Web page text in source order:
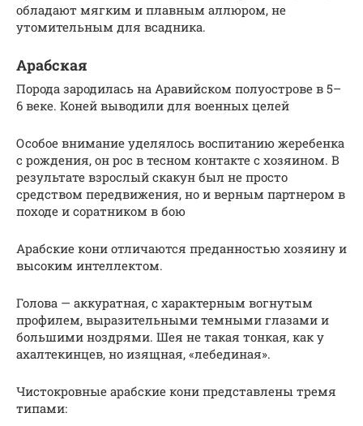
обладают мягким и плавным аллюром, не
утомительным для всадника.
Арабская
Порода зародилась на Аравийском полуострове в 5–
6 веке. Коней выводили для военных целей
Особое внимание уделялось воспитанию жеребенка
с рождения, он рос в тесном контакте с хозяином. В
результате взрослый скакун был не просто
средством передвижения, но и верным партнером в
походе и соратником в бою
Арабские кони отличаются преданностью хозяину и
высоким интеллектом.
Голова — аккуратная, с характерным вогнутым
профилем, выразительными темными глазами и
большими ноздрями. Шея не такая тонкая, как у
ахалтекинцев, но изящная, «лебединая».
Чистокровные арабские кони представлены тремя
типами: